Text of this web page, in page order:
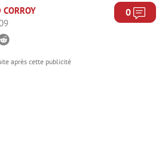
0
Reddit